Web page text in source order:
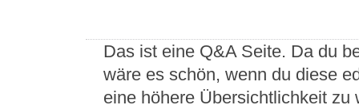
Das ist eine Q&A Seite. Da du
wäre es schön, wenn du diese
eine höhere Übersichtlichkeit